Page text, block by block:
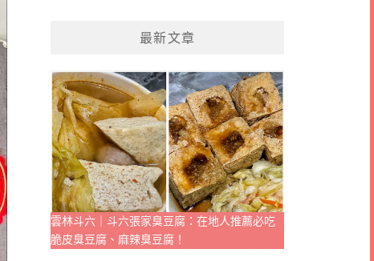
最新文章
雲林斗六｜斗六張家臭豆腐：在地人推薦必吃
脆皮臭豆腐、麻辣臭豆腐！